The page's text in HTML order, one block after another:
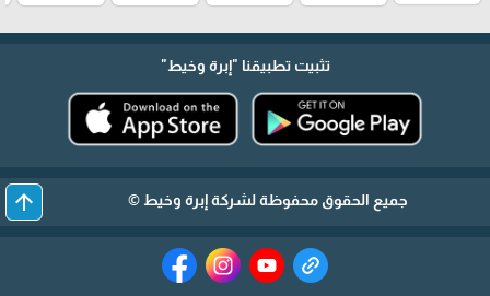
تثبيت تطبيقنا "إبرة وخيط"
جميع الحقوق محفوظة لشركة إبرة وخيط © arrow_upward